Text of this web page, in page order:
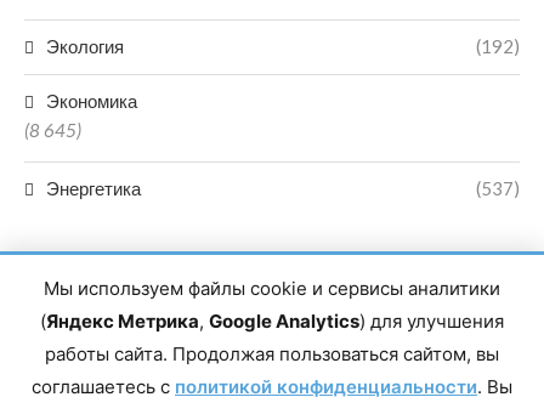
Экология (192)
Экономика
(8 645)
Энергетика (537)
Главный редактор сетевого издания Магомаев Тимур Нухович.
Контакты редакции: 8(988)-292-94-34 Почта: vestiskfo@gmail.com По
Мы используем файлы cookie и сервисы аналитики
(Яндекс Метрика, Google Analytics) для улучшения
работы сайта. Продолжая пользоваться сайтом, вы
соглашаетесь с политикой конфиденциальности. Вы